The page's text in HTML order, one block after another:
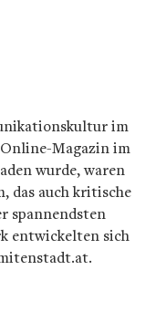
im
Magazin im
wurde, waren
das auch kritische
spannendsten
entwickelten sich